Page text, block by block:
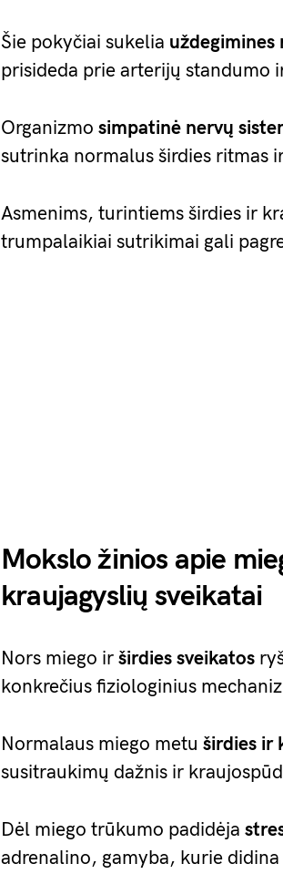
Šie pokyčiai sukelia uždegimines
prisideda prie arterijų standumo
Organizmo simpatinė nervų
sutrinka normalus širdies ritmas
Asmenims, turintiems širdies ir
trumpalaikiai sutrikimai gali
Mokslo žinios apie
kraujagyslių sveikatai
Nors miego ir širdies sveikatos
konkrečius fiziologinius
Normalaus miego metu širdies ir
susitraukimų dažnis ir
Dėl miego trūkumo padidėja
adrenalino, gamyba, kurie